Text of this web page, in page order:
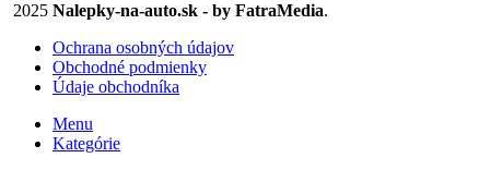
2025 Nalepky-na-auto.sk - by FatraMedia.
Ochrana osobných údajov
Obchodné podmienky
Údaje obchodníka
Menu
Kategórie